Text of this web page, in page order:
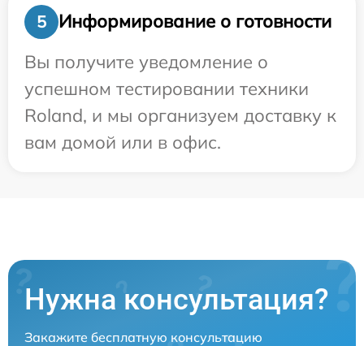
5
Информирование о готовности
Вы получите уведомление о
успешном тестировании техники
Roland, и мы организуем доставку к
вам домой или в офис.
Нужна консультация?
Закажите бесплатную консультацию